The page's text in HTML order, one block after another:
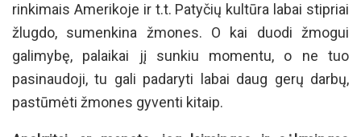
rinkimais Amerikoje ir t.t. Patyčių kultūra labai stipriai
žlugdo, sumenkina žmones. O kai duodi žmogui
galimybę, palaikai jį sunkiu momentu, o ne tuo
pasinaudoji, tu gali padaryti labai daug gerų darbų,
pastūmėti žmones gyventi kitaip.